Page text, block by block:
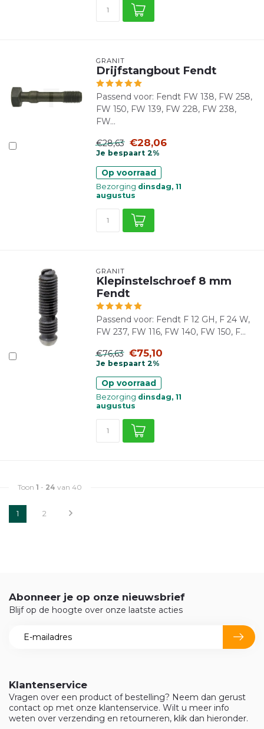
GRANIT
Drijfstangbout Fendt
Passend voor: Fendt FW 138, FW 258,
FW 150, FW 139, FW 228, FW 238,
FW...
€28,63 €28,06
Je bespaart 2%
Op voorraad
Bezorging dinsdag, 11
augustus
GRANIT
Klepinstelschroef 8 mm
Fendt
Passend voor: Fendt F 12 GH, F 24 W,
FW 237, FW 116, FW 140, FW 150, F...
€76,63 €75,10
Je bespaart 2%
Op voorraad
Bezorging dinsdag, 11
augustus
Toon 1 - 24 van 40
1 2
Klantenservice
Vragen over een product of bestelling? Neem dan gerust
contact op met onze klantenservice. Wilt u meer info
weten over verzending en retourneren, klik dan hieronder.
Abonneer je op onze nieuwsbrief
Blijf op de hoogte over onze laatste acties